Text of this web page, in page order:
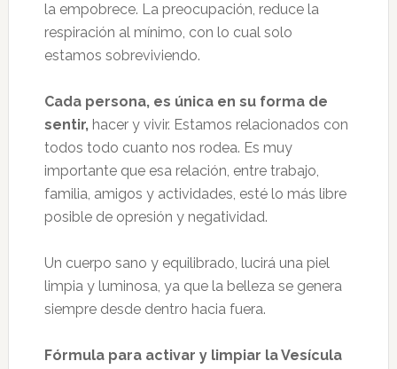
la empobrece. La preocupación, reduce la
respiración al mínimo, con lo cual solo
estamos sobreviviendo.
Cada persona, es única en su forma de
sentir,hacer y vivir. Estamos relacionados con
todos todo cuanto nos rodea. Es muy
importante que esa relación, entre trabajo,
familia, amigos y actividades, esté lo más libre
posible de opresión y negatividad.
Un cuerpo sano y equilibrado, lucirá una piel
limpia y luminosa, ya que la belleza se genera
siempre desde dentro hacia fuera.
Fórmula para activar y limpiar la Vesícula